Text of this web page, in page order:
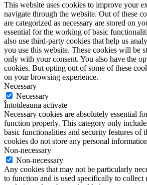
This website uses cookies to improve your
navigate through the website. Out of these
are categorized as necessary are stored on
essential for the working of basic
also use third-party cookies that help us
you use this website. These cookies will be
only with your consent. You also have the
cookies. But opting out of some of these
on your browsing experience.
Necessary
Necessary
Întotdeauna activate
Necessary cookies are absolutely essential
function properly. This category only
basic functionalities and security features of
cookies do not store any personal
Non-necessary
Non-necessary
Any cookies that may not be particularly
to function and is used specifically to collect